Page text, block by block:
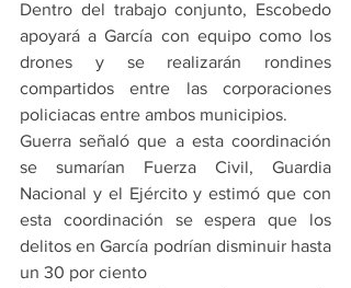
Dentro del trabajo conjunto, Escobedo
apoyará a García con equipo como los
drones y se realizarán rondines
compartidos entre las corporaciones
policiacas entre ambos municipios.
Guerra señaló que a esta coordinación
se sumarían Fuerza Civil, Guardia
Nacional y el Ejército y estimó que con
esta coordinación se espera que los
delitos en García podrían disminuir hasta
un 30 por ciento